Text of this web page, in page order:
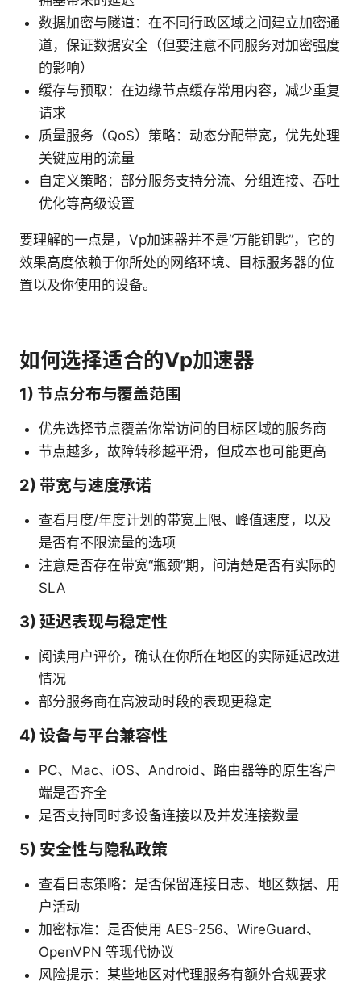
数据加密与隧道：在不同行政区域之间建立加密通
道，保证数据安全（但要注意不同服务对加密强度
的影响）
缓存与预取：在边缘节点缓存常用内容，减少重复
请求
质量服务（QoS）策略：动态分配带宽，优先处理
关键应用的流量
自定义策略：部分服务支持分流、分组连接、吞吐
优化等高级设置
要理解的一点是，Vp加速器并不是“万能钥匙”，它的
效果高度依赖于你所处的网络环境、目标服务器的位
置以及你使用的设备。
如何选择适合的Vp加速器
1) 节点分布与覆盖范围
优先选择节点覆盖你常访问的目标区域的服务商
节点越多，故障转移越平滑，但成本也可能更高
2) 带宽与速度承诺
查看月度/年度计划的带宽上限、峰值速度，以及
是否有不限流量的选项
注意是否存在带宽“瓶颈”期，问清楚是否有实际的
SLA
3) 延迟表现与稳定性
阅读用户评价，确认在你所在地区的实际延迟改进
情况
部分服务商在高波动时段的表现更稳定
4) 设备与平台兼容性
PC、Mac、iOS、Android、路由器等的原生客户
端是否齐全
是否支持同时多设备连接以及并发连接数量
5) 安全性与隐私政策
查看日志策略：是否保留连接日志、地区数据、用
户活动
加密标准：是否使用 AES-256、WireGuard、
OpenVPN 等现代协议
风险提示：某些地区对代理服务有额外合规要求